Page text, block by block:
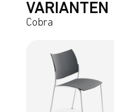
VARIANTEN
Cobra